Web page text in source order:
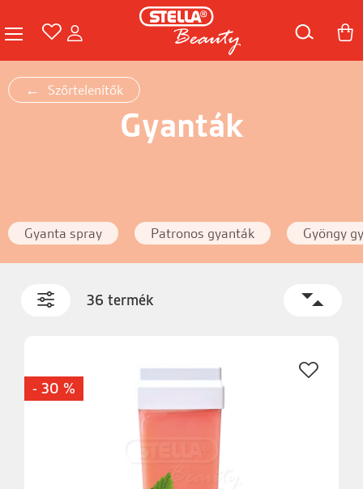
Szőrtelenítők
Gyanták
Gyanta spray Patronos gyanták Gyöngy
36 termék
- 30 %